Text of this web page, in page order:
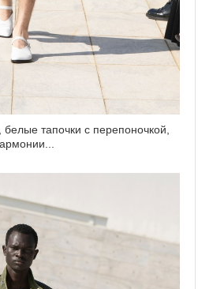
тапочки с перепоночкой,